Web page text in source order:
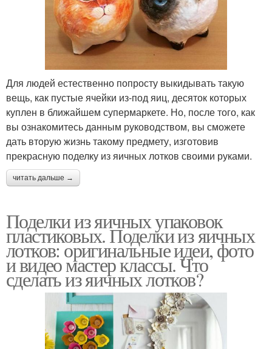
Для людей естественно попросту выкидывать такую
вещь, как пустые ячейки из-под яиц, десяток которых
куплен в ближайшем супермаркете. Но, после того, как
вы ознакомитесь данным руководством, вы сможете
дать вторую жизнь такому предмету, изготовив
прекрасную поделку из яичных лотков своими руками.
читать дальше →
Поделки из яичных упаковок
пластиковых. Поделки из яичных
лотков: оригинальные идеи, фото
и видео мастер классы. Что
сделать из яичных лотков?